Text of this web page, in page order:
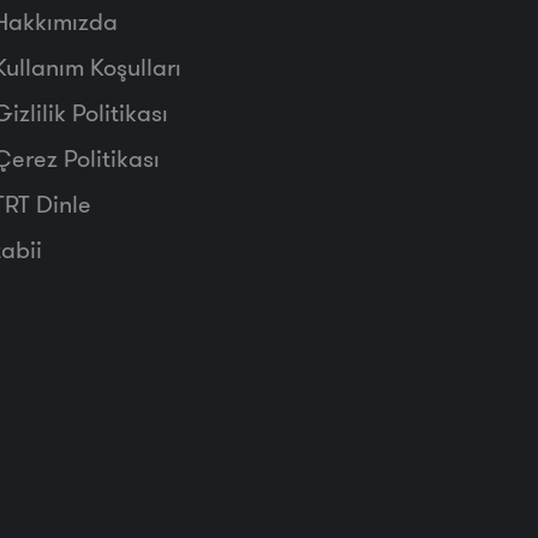
Koşulları
Politikası
Politikası
Dinle